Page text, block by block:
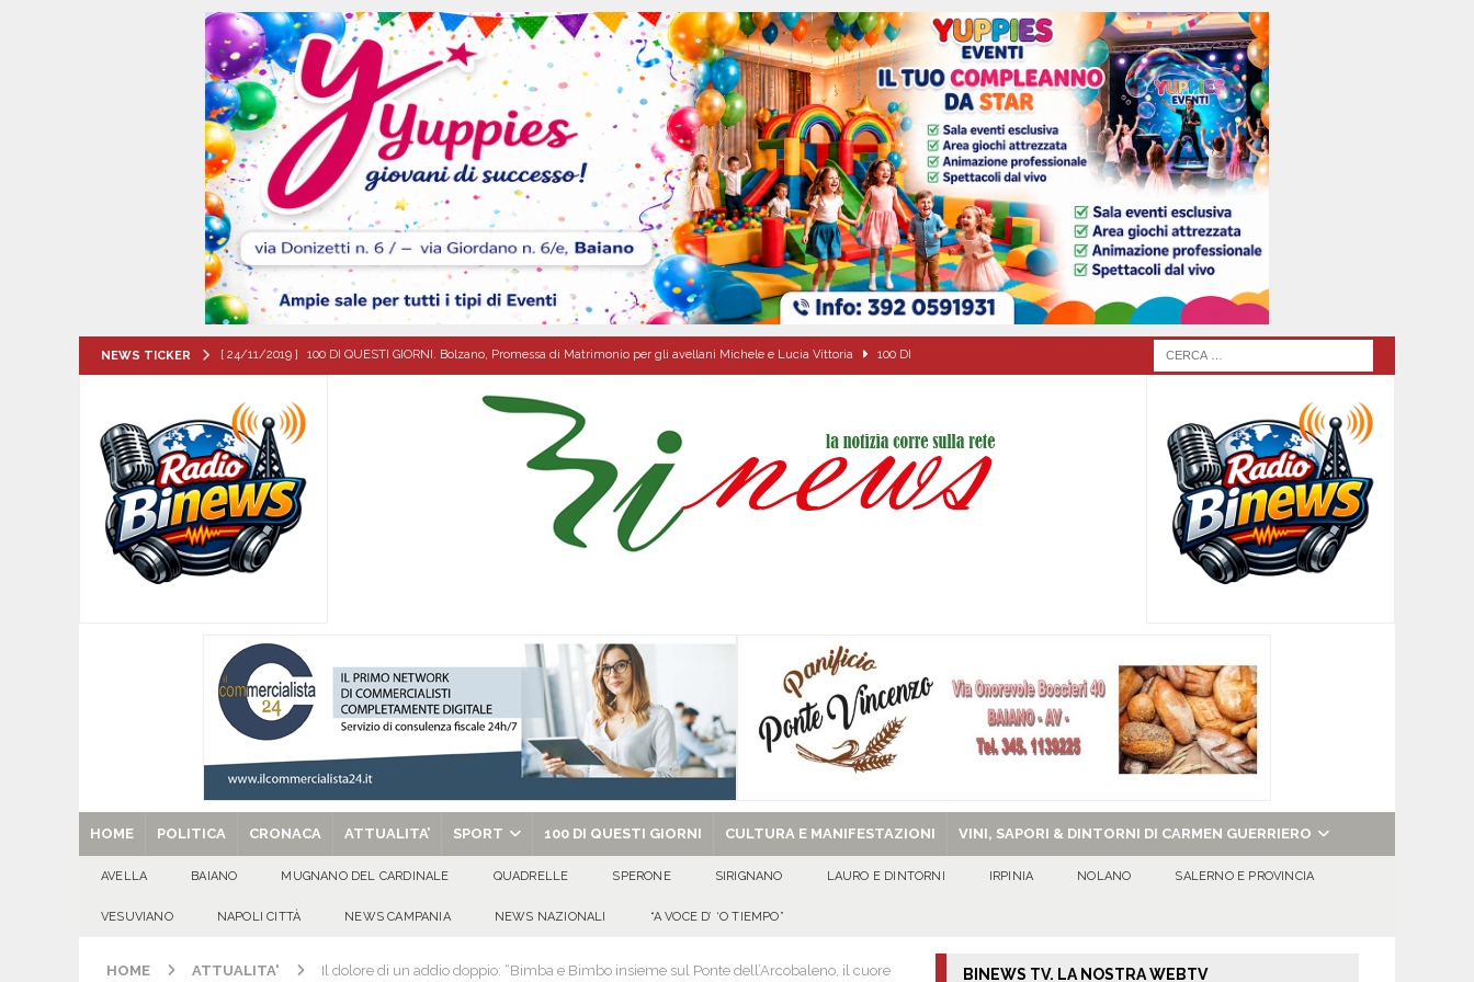
NEWS TICKER [ 24/11/2019 ] 100 DI QUESTI GIORNI. Bolzano, Promessa di Matrimonio per gli avellani Michele e Lucia Vittoria 100 DI
[ 07/08/2026 ] Visciano celebra Padre Arturo D’Onofrio: due giorni di fede nel ricordo del fondatore
MANIFESTAZIONI
[ 07/08/2026 ] MUGNANO DEL CARDINALE. L’Ipocrisia delle Apparenze e il Sociale Negato: il Caso del Centro Sociale mai
usato – abbandonato – vandalizzato e destinato al privato EVIDENZA
[ 07/08/2026 ]
una cultura collettiva. Nessuna crescita economica può prescindere dalla tutela della vita umana” CULTURA E
MANIFESTAZIONI
[ 07/08/2026 ] Casino senza KYC: cosa sono e come funzionano in Italia CULTURA E MANIFESTAZIONI
[ 29/08/2025 ] SANT’Oggi. Venerdì 29 agosto la chiesa celebra il Martirio di san Giovanni Battista e santa Sabina EVIDENZA
HOME POLITICA CRONACA ATTUALITA’ SPORT 100 DI QUESTI GIORNI CULTURA E MANIFESTAZIONI VINI, SAPORI & DINTORNI DI CARMEN GUERRIERO
AVELLA BAIANO MUGNANO DEL CARDINALE QUADRELLE SPERONE SIRIGNANO LAURO E DINTORNI IRPINIA NOLANO SALERNO E PROVINCIA
VESUVIANO NAPOLI CITTÀ NEWS CAMPANIA NEWS NAZIONALI “A VOCE D’ ‘O TIEMPO”
HOME ATTUALITA' Il dolore di un addio doppio: “Bimba e Bimbo insieme sul Ponte dell’Arcobaleno, il cuore BINEWS TV. LA NOSTRA WEBTV